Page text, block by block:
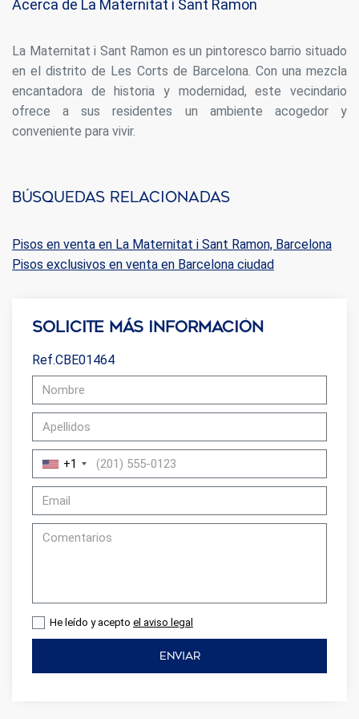
Acerca de La Maternitat i Sant Ramon
La Maternitat i Sant Ramon es un pintoresco barrio situado
en el distrito de Les Corts de Barcelona. Con una mezcla
encantadora de historia y modernidad, este vecindario
ofrece a sus residentes un ambiente acogedor y
conveniente para vivir.
Búsquedas relacionadas
Pisos en venta en La Maternitat i Sant Ramon, Barcelona
Pisos exclusivos en venta en Barcelona ciudad
Solicite más información
Ref.CBE01464
+1
He leído y acepto el aviso legal
ENVIAR